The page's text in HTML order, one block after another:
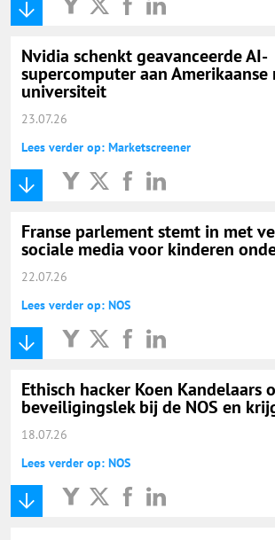
Nvidia schenkt geavanceerde AI-
supercomputer aan
universiteit
23.07.26
Lees verder op: Marketscreener
Franse parlement stemt in met
sociale media voor kinderen
22.07.26
Lees verder op: NOS
Ethisch hacker Koen Kandelaars
beveiligingslek bij de NOS en
18.07.26
Lees verder op: NOS